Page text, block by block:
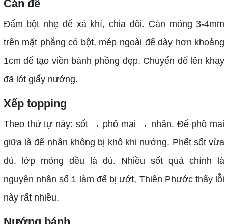
Cán đế
Đấm bột nhẹ để xả khí, chia đôi. Cán mỏng 3-4mm
trên mặt phẳng có bột, mép ngoài để dày hơn khoảng
1cm để tạo viền bánh phồng đẹp. Chuyển đế lên khay
đã lót giấy nướng.
Xếp topping
Theo thứ tự này: sốt → phô mai → nhân. Để phô mai
giữa là để nhân không bị khô khi nướng. Phết sốt vừa
đủ, lớp mỏng đều là đủ. Nhiều sốt quá chính là
nguyên nhân số 1 làm đế bị ướt, Thiên Phước thấy lỗi
này rất nhiều.